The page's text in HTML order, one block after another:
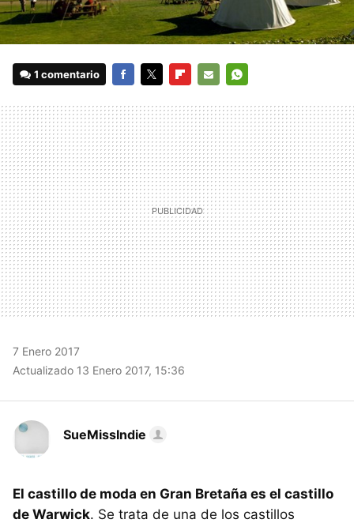
1 comentario
MAIL
7 Enero 2017
Actualizado 13 Enero 2017, 15:36
SueMissIndie
El castillo de moda en Gran Bretaña es el castillo
de Warwick. Se trata de una de los castillos